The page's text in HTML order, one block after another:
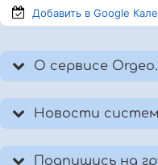
Добавить в Google
О сервисе
Новости
Подпишись на